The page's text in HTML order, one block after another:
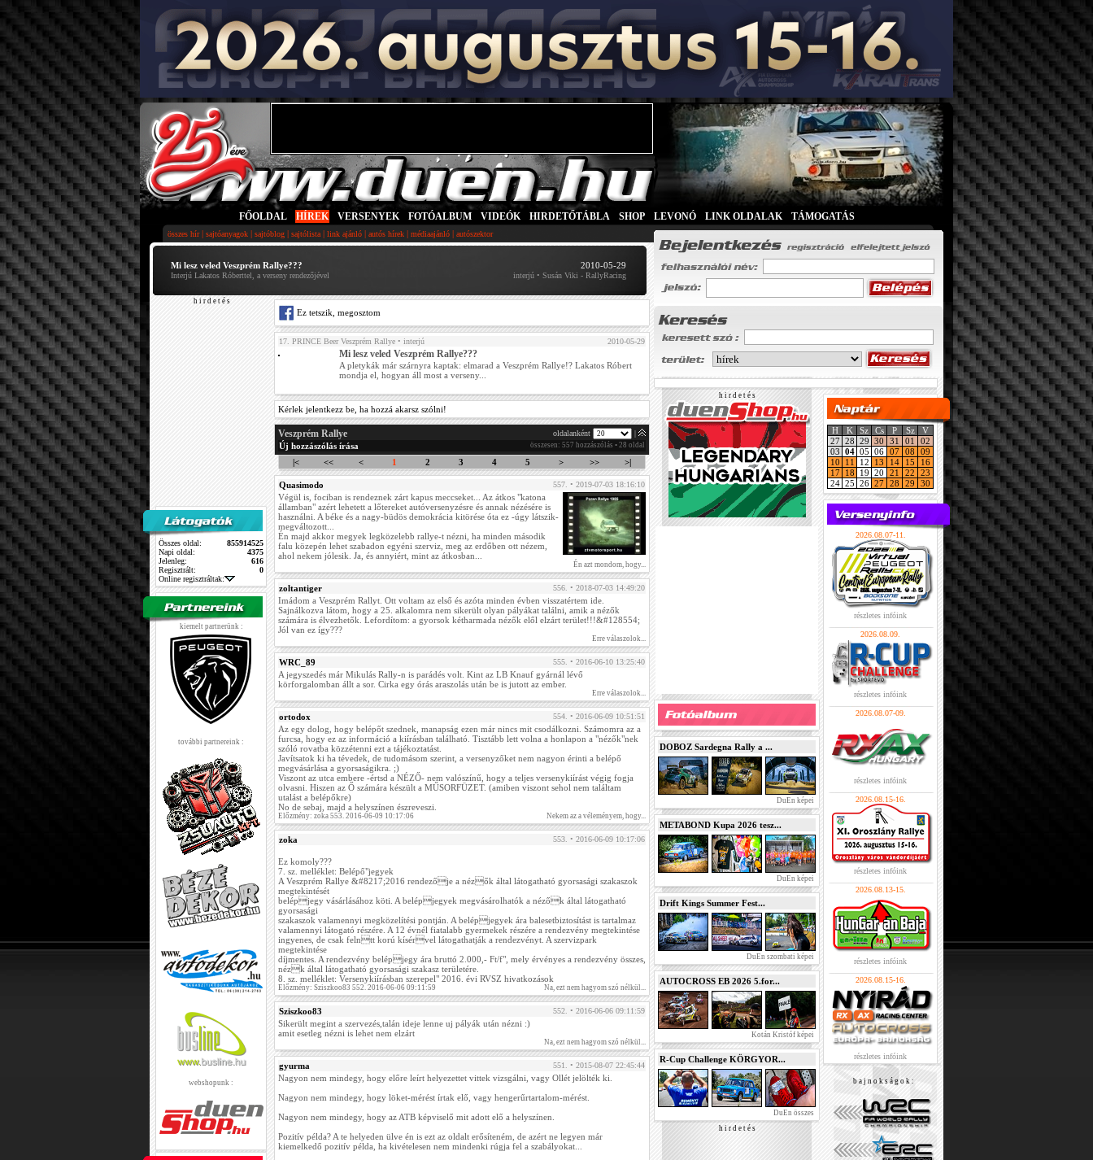
FŐOLDAL HÍREK VERSENYEK FOTÓALBUM VIDEÓK HIRDETŐTÁBLA SHOP LEVONÓ LINK OLDALAK TÁMOGATÁS
összes hír| sajtóanyagok | sajtóblog | sajtólista | link ajánló | autós hírek | médiaajánló | autószektor
Mi lesz veled Veszprém Rallye???
Interjú Lakatos Róberttel, a verseny rendezőjével
2010-05-29
interjú • Susán Viki - RallyRacing
h i r d e t é s
Összes oldal:
855914525
Napi oldal:
4375
Jelenleg:
616
Regisztrált:
0
Online regisztráltak:
kiemelt partnerünk :
további partnereink :
webshopunk :
Ez tetszik, megosztom
17. PRINCE Beer Veszprém Rallye • interjú 2010-05-29
Mi lesz veled Veszprém Rallye???
A pletykák már szárnyra kaptak: elmarad a Veszprém Rallye!? Lakatos Róbert
mondja el, hogyan áll most a verseny...
Kérlek jelentkezz be, ha hozzá akarsz szólni!
Veszprém Rallye oldalanként
Új hozzászólás írása összesen: 557 hozzászólás • 28 oldal
|< << < 1 2 3 4 5 > >> >|
Quasimodo 557. • 2019-07-03 18:16:10
Végül is, fociban is rendeznek zárt kapus meccseket... Az átkos "katona
államban" azért lehetett a lőtereket autóversenyzésre és annak nézésére is
használni. A béke és a nagy-büdös demokrácia kitörése óta ez -úgy látszik-
megváltozott...
Én majd akkor megyek legközelebb rallye-t nézni, ha minden második
falu közepén lehet szabadon egyéni szerviz, meg az erdőben ott nézem,
ahol nekem jólesik. Ja, és annyiért, mint az átkosban...
Én azt mondom, hogy...
zoltantiger 556. • 2018-07-03 14:49:20
Imádom a Veszprém Rallyt. Ott voltam az első és azóta minden évben visszatértem ide.
Sajnálkozva látom, hogy a 25. alkalomra nem sikerült olyan pályákat találni, amik a nézők
számára is élvezhetők. Lefordítom: a gyorsok kétharmada nézők elől elzárt terület!!!&#128554;
Jól van ez így???
Erre válaszolok...
WRC_89 555. • 2016-06-10 13:25:40
A jegyszedés már Mikulás Rally-n is parádés volt. Kint az LB Knauf gyárnál lévő
körforgalomban állt a sor. Cirka egy órás araszolás után be is jutott az ember.
Erre válaszolok...
ortodox 554. • 2016-06-09 10:51:51
Az egy dolog, hogy belépőt szednek, manapság ezen már nincs mit csodálkozni. Számomra az a
furcsa, hogy ez az információ a kiírásban található. Tisztább lett volna a honlapon a "nézők"nek
szóló rovatba közzétenni ezt a tájékoztatást.
Javítsatok ki ha tévedek, de tudomásom szerint, a versenyzőket nem nagyon érinti a belépő
megvásárlása a gyorsaságikra. ;)
Viszont az utca embere -értsd a NÉZŐ- nem valószínű, hogy a teljes versenykiírást végig fogja
olvasni. Hiszen az Ő számára készült a MŰSORFÜZET. (amiben viszont sehol nem találtam
utalást a belépőkre)
No de sebaj, majd a helyszínen észreveszi.
Előzmény: zoka 553. 2016-06-09 10:17:06 Nekem az a véleményem, hogy...
zoka 553. • 2016-06-09 10:17:06
Ez komoly???
7. sz. melléklet: Belépő"jegyek
A Veszprém Rallye &#8217;2016 rendezője a nézők által látogatható gyorsasági szakaszok
megtekintését
belépjegy vásárlásához köti. A belépjegyek megvásárolhatók a nézők által látogatható
gyorsasági
szakaszok valamennyi megközelítési pontján. A belépjegyek ára balesetbiztosítást is tartalmaz
valamennyi látogató részére. A 12 évnél fiatalabb gyermekek részére a rendezvény megtekintése
ingyenes, de csak felntt korú kísérvel látogathatják a rendezvényt. A szervizpark
megtekintése
díjmentes. A rendezvény belépjegy ára bruttó 2.000,- Ft/f", mely érvényes a rendezvény összes,
nézk által látogatható gyorsasági szakasz területére.
8. sz. melléklet: Versenykiírásban szerepel" 2016. évi RVSZ hivatkozások
Előzmény: Sziszkoo83 552. 2016-06-06 09:11:59 Na, ezt nem hagyom szó nélkül...
Sziszkoo83 552. • 2016-06-06 09:11:59
Sikerült megint a szervezés,talán ideje lenne uj pályák után nézni :)
amit esetleg nézni is lehet nem elzárt
Na, ezt nem hagyom szó nélkül...
gyurma 551. • 2015-08-07 22:45:44
Nagyon nem mindegy, hogy előre leírt helyezettet vittek vizsgálni, vagy Ollét jelölték ki.
Nagyon nem mindegy, hogy löket-mérést írtak elő, vagy hengerűrtartalom-mérést.
Nagyon nem mindegy, hogy az ATB képviselő mit adott elő a helyszínen.
Pozitív példa? A te helyeden ülve én is ezt az oldalt erősíteném, de azért ne legyen már
kiemelkedő pozitív példa, ha kivételesen nem mindenki rúgja fel a szabályokat...
h i r d e t é s
DOBOZ Sardegna Rally a ...
DuEn képei
METABOND Kupa 2026 tesz...
DuEn képei
Drift Kings Summer Fest...
DuEn szombati képei
AUTOCROSS EB 2026 5.for...
Kotán Kristóf képei
R-Cup Challenge KÖRGYOR...
DuEn összes
h i r d e t é s
H K Sz Cs P Sz
V
27 28 29 30 31 01
02
03 04 05 06 07 08
09
10
11 12 13 14 15
16
17
18 19 20 21 22
23
24 25 26 27 28 29 30
2026.08.07-11.
részletes infóink
2026.08.09.
részletes infóink
2026.08.07-09.
részletes infóink
2026.08.15-16.
részletes infóink
2026.08.13-15.
részletes infóink
2026.08.15-16.
részletes infóink
b a j n o k s á g o k :